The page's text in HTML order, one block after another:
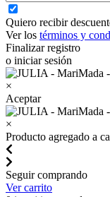
Quiero recibir
Ver los términos y
Finalizar registro
o iniciar sesión
×
Aceptar
×
Producto agregado a
Seguir comprando
Ver carrito